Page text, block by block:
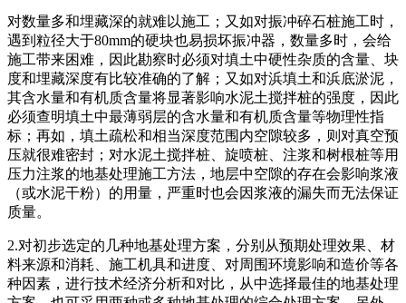
对数量多和埋藏深的就难以施工；又如对振冲碎石桩施工时，
遇到粒径大于80mm的硬块也易损坏振冲器，数量多时，会给
施工带来困难，因此勘察时必须对填土中硬性杂质的含量、块
度和埋藏深度有比较准确的了解；又如对浜填土和浜底淤泥，
其含水量和有机质含量将显著影响水泥土搅拌桩的强度，因此
必须查明填土中最薄弱层的含水量和有机质含量等物理性指
标；再如，填土疏松和相当深度范围内空隙较多，则对真空预
压就很难密封；对水泥土搅拌桩、旋喷桩、注浆和树根桩等用
压力注浆的地基处理施工方法，地层中空隙的存在会影响浆液
（或水泥干粉）的用量，严重时也会因浆液的漏失而无法保证
质量。
2.对初步选定的几种地基处理方案，分别从预期处理效果、材
料来源和消耗、施工机具和进度、对周围环境影响和造价等各
种因素，进行技术经济分析和对比，从中选择最佳的地基处理